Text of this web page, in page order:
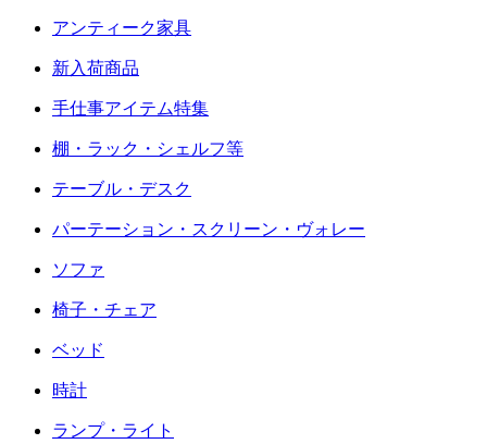
アンティーク家具
新入荷商品
手仕事アイテム特集
棚・ラック・シェルフ等
テーブル・デスク
パーテーション・スクリーン・ヴォレー
ソファ
椅子・チェア
ベッド
時計
ランプ・ライト